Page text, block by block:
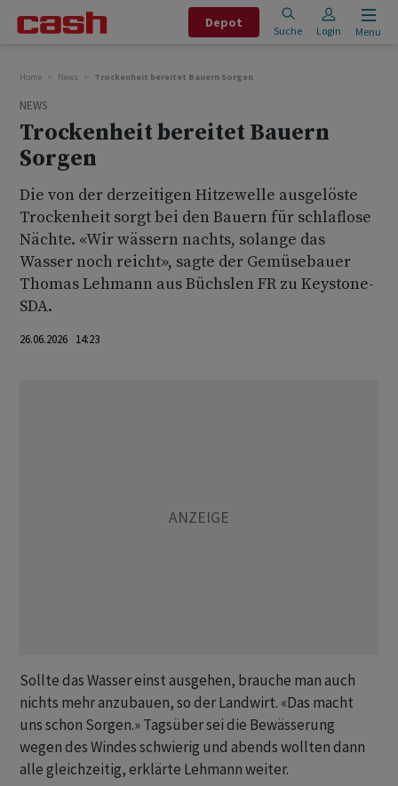
Depot
Suche Login Menu
Home News Trockenheit bereitet Bauern Sorgen
NEWS
Trockenheit bereitet Bauern
Sorgen
Die von der derzeitigen Hitzewelle ausgelöste
Trockenheit sorgt bei den Bauern für schlaflose
Nächte. «Wir wässern nachts, solange das
Wasser noch reicht», sagte der Gemüsebauer
Thomas Lehmann aus Büchslen FR zu Keystone-
SDA.
26.06.2026 14:23
Sollte das Wasser einst ausgehen, brauche man auch
nichts mehr anzubauen, so der Landwirt. «Das macht
uns schon Sorgen.» Tagsüber sei die Bewässerung
wegen des Windes schwierig und abends wollten dann
alle gleichzeitig, erklärte Lehmann weiter.